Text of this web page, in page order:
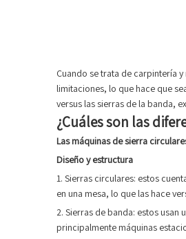
Cuando se trata de carpintería
limitaciones, lo que hace que
versus las sierras de la banda,
¿Cuáles son las
Las máquinas de sierra
Diseño y estructura
1. Sierras circulares: estos
en una mesa, lo que las hace
2. Sierras de banda: estos
principalmente máquinas